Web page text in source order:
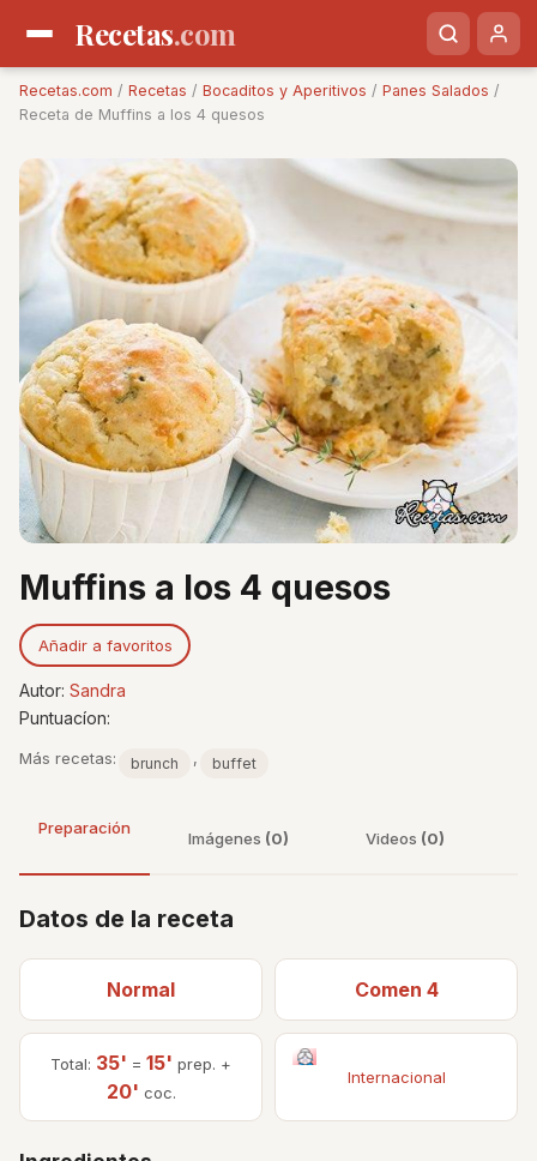
Recetas.com
Recetas.com / Recetas / Bocaditos y Aperitivos / Panes Salados /
Receta de Muffins a los 4 quesos
Muffins a los 4 quesos
Añadir a favoritos
Autor: Sandra
Puntuacíon:
Más recetas: brunch , buffet
Preparación
Imágenes (0) Videos (0)
Datos de la receta
Normal Comen 4
Total: 35' = 15' prep. +
20' coc.
Internacional